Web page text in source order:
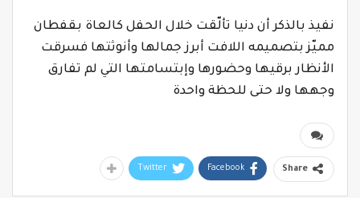
نفيذ بالذكر أن دنيا تألّقت خلال الحفل كالعاة بقفطان
مميّز بتصميمه اللافت أبرز جمالها وأنوثتها فسرقت
الأنظار برقيها وحضورها وإبتسامتها التي لم تفارق
وجهها ولا حتى للحظة واحدة
Share
Facebook
Twitter